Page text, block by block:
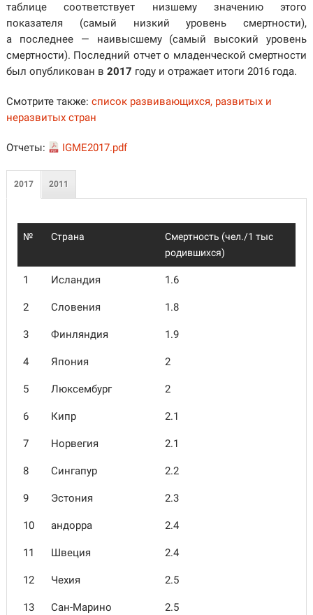
таблице соответствует низшему значению этого
показателя (самый низкий уровень смертности),
а последнее — наивысшему (самый высокий уровень
смертности). Последний отчет о младенческой смертности
был опубликован в 2017 году и отражает итоги 2016 года.
Смотрите также: список развивающихся, развитых и
неразвитых стран
Отчеты: IGME2017.pdf
2017 2011
№ Страна
Смертность (чел./1 тыс
родившихся)
1 Исландия 1.6
2 Словения 1.8
3 Финляндия 1.9
4 Япония 2
5 Люксембург 2
6 Кипр 2.1
7 Норвегия 2.1
8 Сингапур 2.2
9 Эстония 2.3
10 андорра 2.4
11 Швеция 2.4
12 Чехия 2.5
13 Сан-Марино 2.5